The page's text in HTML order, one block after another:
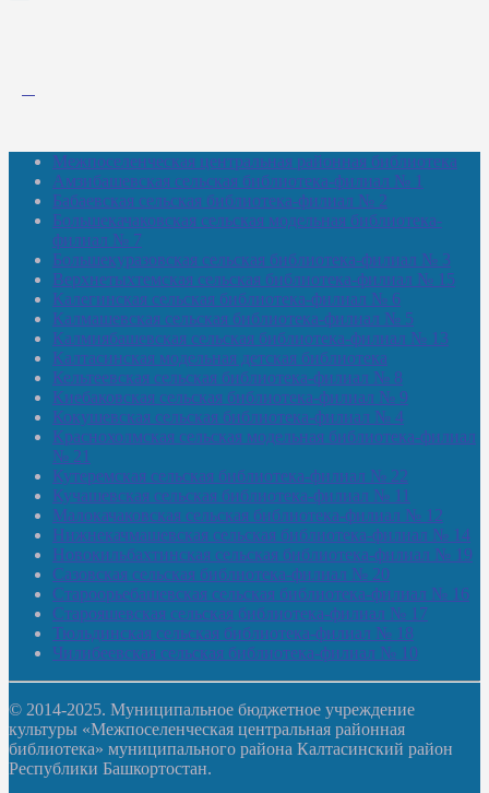
Межпоселенческая центральная районная библиотека
Амзибашевская сельская библиотека-филиал № 1
Бабаевская сельская библиотека-филиал № 2
Большекачаковская сельская модельная библиотека-
филиал № 7
Большекуразовская сельская библиотека-филиал № 3
Верхнетыхтемская сельская библиотека-филиал № 15
Калегинская сельская библиотека-филиал № 6
Калмашевская сельская библиотека-филиал № 5
Калмиябашевская сельская библиотека-филиал № 13
Калтасинская модельная детская библиотека
Кельтеевская сельская библиотека-филиал № 8
Киебаковская сельская библиотека-филиал № 9
Кокушевская сельская библиотека-филиал № 4
Краснохолмская сельская модельная библиотека-филиал
№ 21
Кутеремская сельская библиотека-филиал № 22
Кучашевская сельская библиотека-филиал № 11
Малокачаковская сельская библиотека-филиал № 12
Нижнекачмашевская сельская библиотека-филиал № 14
Новокильбахтинская сельская библиотека-филиал № 19
Сазовская сельская библиотека-филиал № 20
Староорьебашевская сельская библиотека-филиал № 16
Старояшевская сельская библиотека-филиал № 17
Тюльдинская сельская библиотека-филиал № 18
Чилибеевская сельская библиотека-филиал № 10
© 2014-2025. Муниципальное бюджетное учреждение
культуры «Межпоселенческая центральная районная
библиотека» муниципального района Калтасинский район
Республики Башкортостан.